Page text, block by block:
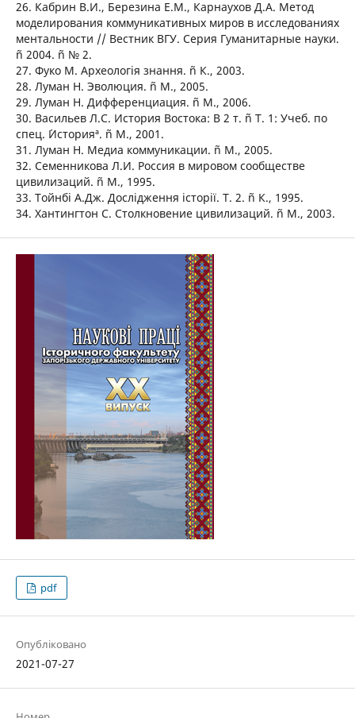
26. Кабрин В.И., Березина Е.М., Карнаухов Д.А. Метод
моделирования коммуникативных миров в исследованиях
ментальности // Вестник ВГУ. Серия Гуманитарные науки.
ñ 2004. ñ № 2.
27. Фуко М. Археологія знання. ñ К., 2003.
28. Луман Н. Эволюция. ñ М., 2005.
29. Луман Н. Дифференциация. ñ М., 2006.
30. Васильев Л.С. История Востока: В 2 т. ñ Т. 1: Учеб. по
спец. ´Историяª. ñ М., 2001.
31. Луман Н. Медиа коммуникации. ñ М., 2005.
32. Семенникова Л.И. Россия в мировом сообществе
цивилизаций. ñ М., 1995.
33. Тойнбі А.Дж. Дослідження історії. Т. 2. ñ К., 1995.
34. Хантингтон С. Столкновение цивилизаций. ñ М., 2003.
pdf
Опубліковано
2021-07-27